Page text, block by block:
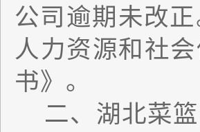
公司逾期未改正
人力资源和社
书》。
二、湖北菜